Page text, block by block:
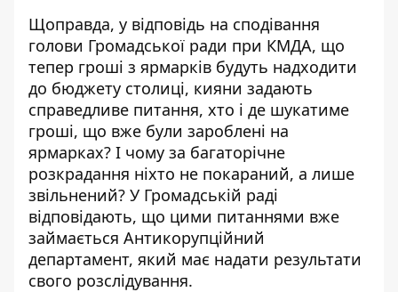
Щоправда, у відповідь на сподівання
голови Громадської ради при КМДА, що
тепер гроші з ярмарків будуть надходити
до бюджету столиці, кияни задають
справедливе питання, хто і де шукатиме
гроші, що вже були зароблені на
ярмарках? І чому за багаторічне
розкрадання ніхто не покараний, а лише
звільнений? У Громадській раді
відповідають, що цими питаннями вже
займається Антикорупційний
департамент, який має надати результати
свого розслідування.